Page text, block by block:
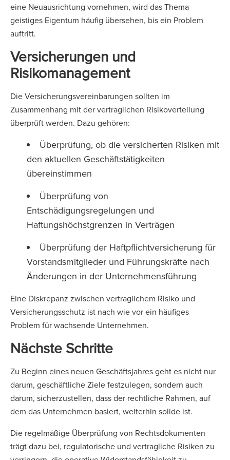
eine Neuausrichtung vornehmen, wird das Thema
geistiges Eigentum häufig übersehen, bis ein Problem
auftritt.
Versicherungen und
Risikomanagement
Die Versicherungsvereinbarungen sollten im
Zusammenhang mit der vertraglichen Risikoverteilung
überprüft werden. Dazu gehören:
Überprüfung, ob die versicherten Risiken mit
den aktuellen Geschäftstätigkeiten
übereinstimmen
Überprüfung von
Entschädigungsregelungen und
Haftungshöchstgrenzen in Verträgen
Überprüfung der Haftpflichtversicherung für
Vorstandsmitglieder und Führungskräfte nach
Änderungen in der Unternehmensführung
Eine Diskrepanz zwischen vertraglichem Risiko und
Versicherungsschutz ist nach wie vor ein häufiges
Problem für wachsende Unternehmen.
Nächste Schritte
Zu Beginn eines neuen Geschäftsjahres geht es nicht nur
darum, geschäftliche Ziele festzulegen, sondern auch
darum, sicherzustellen, dass der rechtliche Rahmen, auf
dem das Unternehmen basiert, weiterhin solide ist.
Die regelmäßige Überprüfung von Rechtsdokumenten
trägt dazu bei, regulatorische und vertragliche Risiken zu